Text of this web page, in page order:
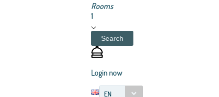
Rooms
1
Search
Login now
EN